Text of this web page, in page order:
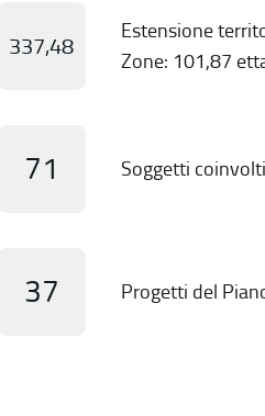
337,48
Estensione
Zone: 101,87
71 Soggetti
37 Progetti del